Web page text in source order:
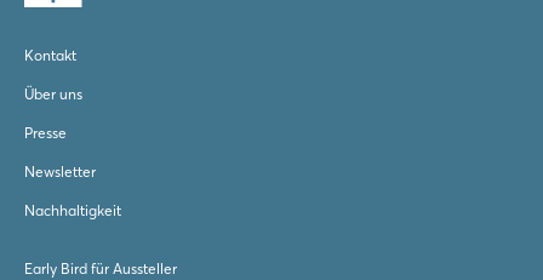
Kontakt
Über uns
Presse
Newsletter
Nachhaltigkeit
Early Bird für Aussteller